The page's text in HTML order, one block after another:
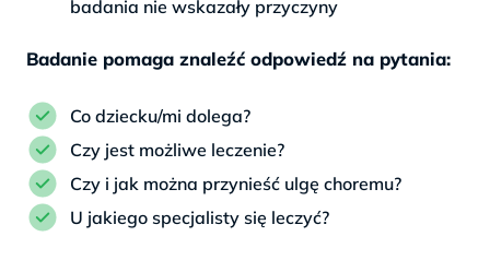
badania nie wskazały przyczyny
Badanie pomaga znaleźć odpowiedź na pytania:
Co dziecku/mi dolega?
Czy jest możliwe leczenie?
Czy i jak można przynieść ulgę choremu?
U jakiego specjalisty się leczyć?